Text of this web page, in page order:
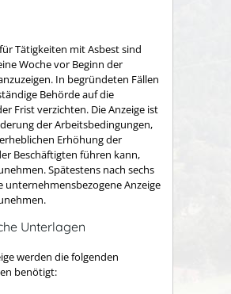
Tätigkeiten mit Asbest sind
Woche vor Beginn der
In begründeten Fällen
Behörde auf die
Frist verzichten. Die Anzeige ist
der Arbeitsbedingungen,
Erhöhung der
Beschäftigten führen kann,
Spätestens nach sechs
unternehmensbezogene Anzeige
Unterlagen
werden die folgenden
benötigt: